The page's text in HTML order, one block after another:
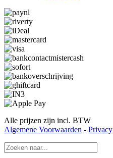
Alle prijzen zijn incl. BTW
Algemene Voorwaarden - Privacy